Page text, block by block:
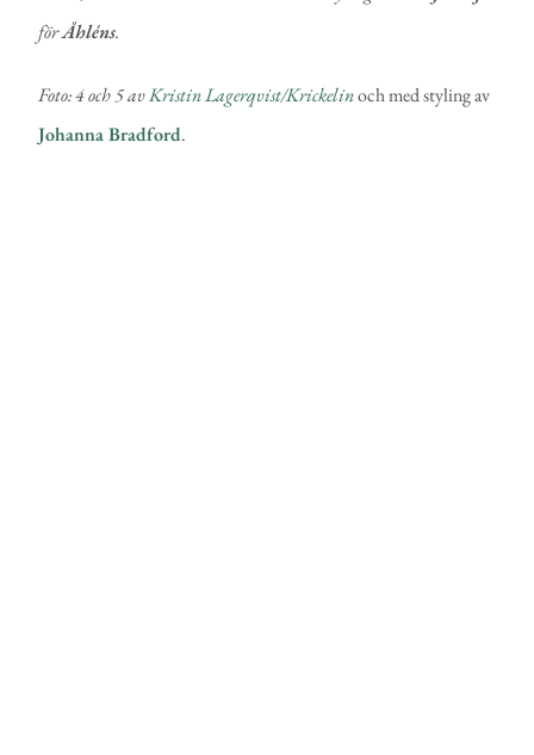
förÅhléns.
Foto: 4 och 5 avKristin Lagerqvist/Krickelinoch med styling av
Johanna Bradford.